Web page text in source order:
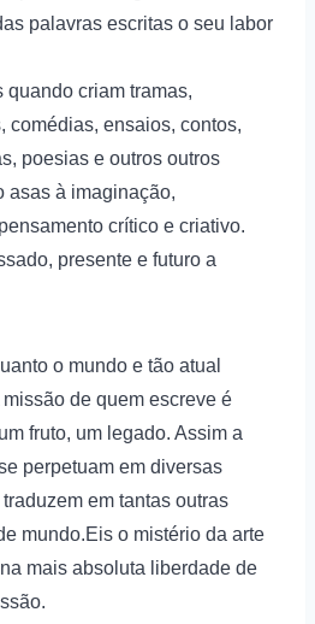
palavras escritas o seu labor
quando criam tramas,
comédias, ensaios, contos,
poesias e outros outros
asas à imaginação,
crítico e criativo.
presente e futuro a
o mundo e tão atual
de quem escreve é
fruto, um legado. Assim a
perpetuam em diversas
em tantas outras
mundo.Eis o mistério da arte
mais absoluta liberdade de